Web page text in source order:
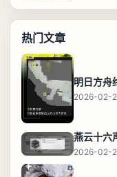
热门文章
2026-02-
燕云十六
2026-02-